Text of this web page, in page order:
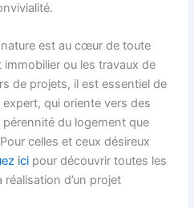
est au cœur de toute
ou les travaux de
de projets, il est essentiel de
qui oriente vers des
du logement que
celles et ceux désireux
ici pour découvrir toutes les
d’un projet